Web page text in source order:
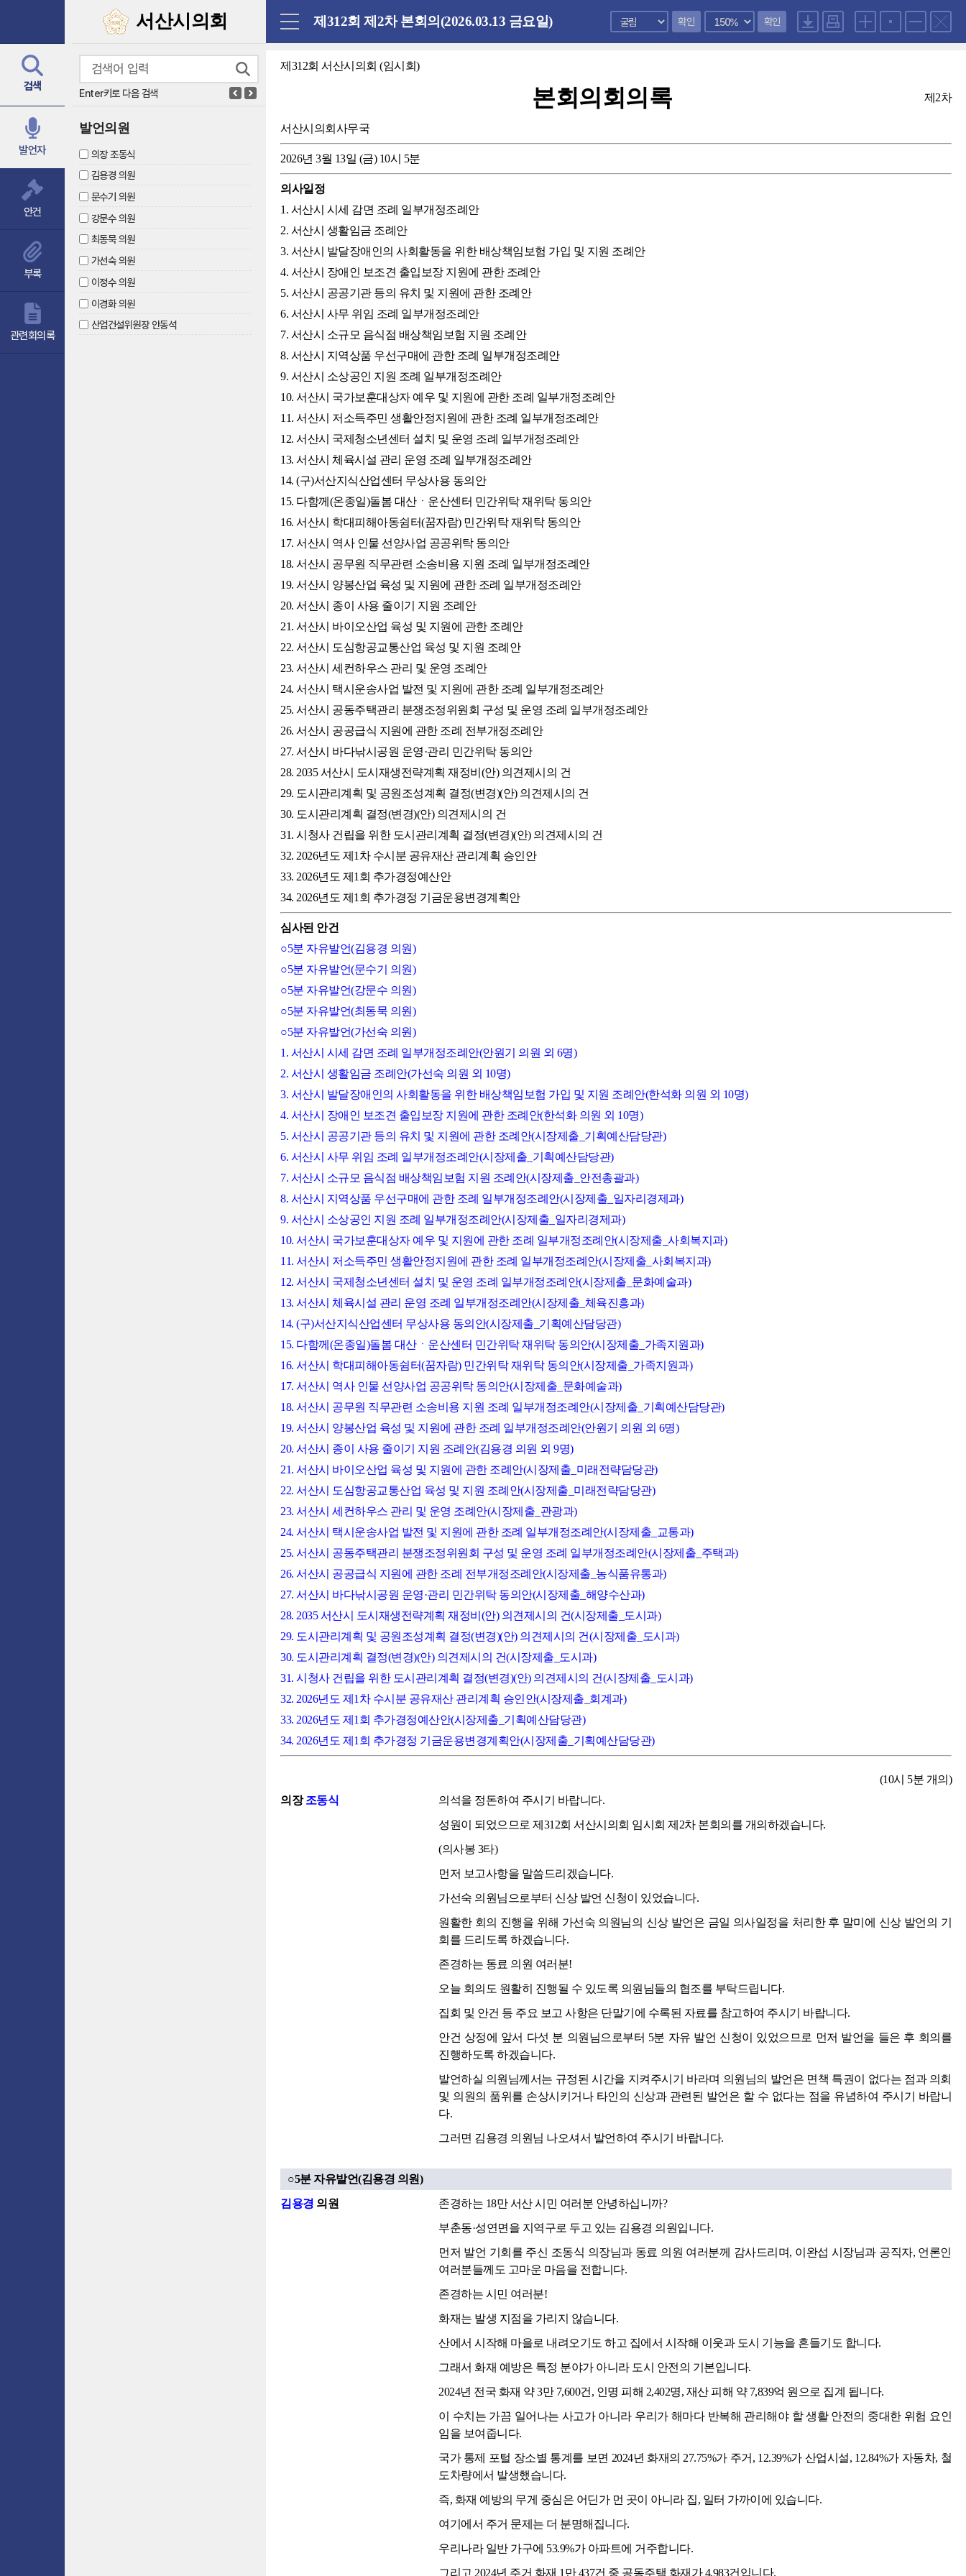
서산시의회
검색
Enter키로 다음 검색
발언자
발언의원
의장 조동식
김용경 의원
문수기 의원
강문수 의원
최동묵 의원
가선숙 의원
이정수 의원
이경화 의원
산업건설위원장 안동석
안건
부록
관련회의록
제312회 제2차 본회의(2026.03.13 금요일) 확인 확인
제312회 서산시의회 (임시회)
본회의회의록 제2차
서산시의회사무국
2026년 3월 13일 (금) 10시 5분
의사일정
1. 서산시 시세 감면 조례 일부개정조례안
2. 서산시 생활임금 조례안
3. 서산시 발달장애인의 사회활동을 위한 배상책임보험 가입 및 지원 조례안
4. 서산시 장애인 보조견 출입보장 지원에 관한 조례안
5. 서산시 공공기관 등의 유치 및 지원에 관한 조례안
6. 서산시 사무 위임 조례 일부개정조례안
7. 서산시 소규모 음식점 배상책임보험 지원 조례안
8. 서산시 지역상품 우선구매에 관한 조례 일부개정조례안
9. 서산시 소상공인 지원 조례 일부개정조례안
10. 서산시 국가보훈대상자 예우 및 지원에 관한 조례 일부개정조례안
11. 서산시 저소득주민 생활안정지원에 관한 조례 일부개정조례안
12. 서산시 국제청소년센터 설치 및 운영 조례 일부개정조례안
13. 서산시 체육시설 관리 운영 조례 일부개정조례안
14. (구)서산지식산업센터 무상사용 동의안
15. 다함께(온종일)돌봄 대산ㆍ운산센터 민간위탁 재위탁 동의안
16. 서산시 학대피해아동쉼터(꿈자람) 민간위탁 재위탁 동의안
17. 서산시 역사 인물 선양사업 공공위탁 동의안
18. 서산시 공무원 직무관련 소송비용 지원 조례 일부개정조례안
19. 서산시 양봉산업 육성 및 지원에 관한 조례 일부개정조례안
20. 서산시 종이 사용 줄이기 지원 조례안
21. 서산시 바이오산업 육성 및 지원에 관한 조례안
22. 서산시 도심항공교통산업 육성 및 지원 조례안
23. 서산시 세컨하우스 관리 및 운영 조례안
24. 서산시 택시운송사업 발전 및 지원에 관한 조례 일부개정조례안
25. 서산시 공동주택관리 분쟁조정위원회 구성 및 운영 조례 일부개정조례안
26. 서산시 공공급식 지원에 관한 조례 전부개정조례안
27. 서산시 바다낚시공원 운영·관리 민간위탁 동의안
28. 2035 서산시 도시재생전략계획 재정비(안) 의견제시의 건
29. 도시관리계획 및 공원조성계획 결정(변경)(안) 의견제시의 건
30. 도시관리계획 결정(변경)(안) 의견제시의 건
31. 시청사 건립을 위한 도시관리계획 결정(변경)(안) 의견제시의 건
32. 2026년도 제1차 수시분 공유재산 관리계획 승인안
33. 2026년도 제1회 추가경정예산안
34. 2026년도 제1회 추가경정 기금운용변경계획안
심사된 안건
○5분 자유발언(김용경 의원)
○5분 자유발언(문수기 의원)
○5분 자유발언(강문수 의원)
○5분 자유발언(최동묵 의원)
○5분 자유발언(가선숙 의원)
1. 서산시 시세 감면 조례 일부개정조례안(안원기 의원 외 6명)
2. 서산시 생활임금 조례안(가선숙 의원 외 10명)
3. 서산시 발달장애인의 사회활동을 위한 배상책임보험 가입 및 지원 조례안(한석화 의원 외 10명)
4. 서산시 장애인 보조견 출입보장 지원에 관한 조례안(한석화 의원 외 10명)
5. 서산시 공공기관 등의 유치 및 지원에 관한 조례안(시장제출_기획예산담당관)
6. 서산시 사무 위임 조례 일부개정조례안(시장제출_기획예산담당관)
7. 서산시 소규모 음식점 배상책임보험 지원 조례안(시장제출_안전총괄과)
8. 서산시 지역상품 우선구매에 관한 조례 일부개정조례안(시장제출_일자리경제과)
9. 서산시 소상공인 지원 조례 일부개정조례안(시장제출_일자리경제과)
10. 서산시 국가보훈대상자 예우 및 지원에 관한 조례 일부개정조례안(시장제출_사회복지과)
11. 서산시 저소득주민 생활안정지원에 관한 조례 일부개정조례안(시장제출_사회복지과)
12. 서산시 국제청소년센터 설치 및 운영 조례 일부개정조례안(시장제출_문화예술과)
13. 서산시 체육시설 관리 운영 조례 일부개정조례안(시장제출_체육진흥과)
14. (구)서산지식산업센터 무상사용 동의안(시장제출_기획예산담당관)
15. 다함께(온종일)돌봄 대산ㆍ운산센터 민간위탁 재위탁 동의안(시장제출_가족지원과)
16. 서산시 학대피해아동쉼터(꿈자람) 민간위탁 재위탁 동의안(시장제출_가족지원과)
17. 서산시 역사 인물 선양사업 공공위탁 동의안(시장제출_문화예술과)
18. 서산시 공무원 직무관련 소송비용 지원 조례 일부개정조례안(시장제출_기획예산담당관)
19. 서산시 양봉산업 육성 및 지원에 관한 조례 일부개정조례안(안원기 의원 외 6명)
20. 서산시 종이 사용 줄이기 지원 조례안(김용경 의원 외 9명)
21. 서산시 바이오산업 육성 및 지원에 관한 조례안(시장제출_미래전략담당관)
22. 서산시 도심항공교통산업 육성 및 지원 조례안(시장제출_미래전략담당관)
23. 서산시 세컨하우스 관리 및 운영 조례안(시장제출_관광과)
24. 서산시 택시운송사업 발전 및 지원에 관한 조례 일부개정조례안(시장제출_교통과)
25. 서산시 공동주택관리 분쟁조정위원회 구성 및 운영 조례 일부개정조례안(시장제출_주택과)
26. 서산시 공공급식 지원에 관한 조례 전부개정조례안(시장제출_농식품유통과)
27. 서산시 바다낚시공원 운영·관리 민간위탁 동의안(시장제출_해양수산과)
28. 2035 서산시 도시재생전략계획 재정비(안) 의견제시의 건(시장제출_도시과)
29. 도시관리계획 및 공원조성계획 결정(변경)(안) 의견제시의 건(시장제출_도시과)
30. 도시관리계획 결정(변경)(안) 의견제시의 건(시장제출_도시과)
31. 시청사 건립을 위한 도시관리계획 결정(변경)(안) 의견제시의 건(시장제출_도시과)
32. 2026년도 제1차 수시분 공유재산 관리계획 승인안(시장제출_회계과)
33. 2026년도 제1회 추가경정예산안(시장제출_기획예산담당관)
34. 2026년도 제1회 추가경정 기금운용변경계획안(시장제출_기획예산담당관)
(10시 5분 개의)
의장조동식
의석을 정돈하여 주시기 바랍니다.
성원이 되었으므로 제312회 서산시의회 임시회 제2차 본회의를 개의하겠습니다.
(의사봉 3타)
먼저 보고사항을 말씀드리겠습니다.
가선숙 의원님으로부터 신상 발언 신청이 있었습니다.
원활한 회의 진행을 위해 가선숙 의원님의 신상 발언은 금일 의사일정을 처리한 후 말미에 신상 발언의 기
회를 드리도록 하겠습니다.
존경하는 동료 의원 여러분!
오늘 회의도 원활히 진행될 수 있도록 의원님들의 협조를 부탁드립니다.
집회 및 안건 등 주요 보고 사항은 단말기에 수록된 자료를 참고하여 주시기 바랍니다.
안건 상정에 앞서 다섯 분 의원님으로부터 5분 자유 발언 신청이 있었으므로 먼저 발언을 들은 후 회의를
진행하도록 하겠습니다.
발언하실 의원님께서는 규정된 시간을 지켜주시기 바라며 의원님의 발언은 면책 특권이 없다는 점과 의회
및 의원의 품위를 손상시키거나 타인의 신상과 관련된 발언은 할 수 없다는 점을 유념하여 주시기 바랍니
다.
그러면 김용경 의원님 나오셔서 발언하여 주시기 바랍니다.
○5분 자유발언(김용경 의원)
김용경 의원
존경하는 18만 서산 시민 여러분 안녕하십니까?
부춘동·성연면을 지역구로 두고 있는 김용경 의원입니다.
먼저 발언 기회를 주신 조동식 의장님과 동료 의원 여러분께 감사드리며, 이완섭 시장님과 공직자, 언론인
여러분들께도 고마운 마음을 전합니다.
존경하는 시민 여러분!
화재는 발생 지점을 가리지 않습니다.
산에서 시작해 마을로 내려오기도 하고 집에서 시작해 이웃과 도시 기능을 흔들기도 합니다.
그래서 화재 예방은 특정 분야가 아니라 도시 안전의 기본입니다.
2024년 전국 화재 약 3만 7,600건, 인명 피해 2,402명, 재산 피해 약 7,839억 원으로 집계 됩니다.
이 수치는 가끔 일어나는 사고가 아니라 우리가 해마다 반복해 관리해야 할 생활 안전의 중대한 위험 요인
임을 보여줍니다.
국가 통제 포털 장소별 통계를 보면 2024년 화재의 27.75%가 주거, 12.39%가 산업시설, 12.84%가 자동차, 철
도차량에서 발생했습니다.
즉, 화재 예방의 무게 중심은 어딘가 먼 곳이 아니라 집, 일터 가까이에 있습니다.
여기에서 주거 문제는 더 분명해집니다.
우리나라 일반 가구에 53.9%가 아파트에 거주합니다.
그리고 2024년 주거 화재 1만 437건 중 공동주택 화재가 4,983건입니다.